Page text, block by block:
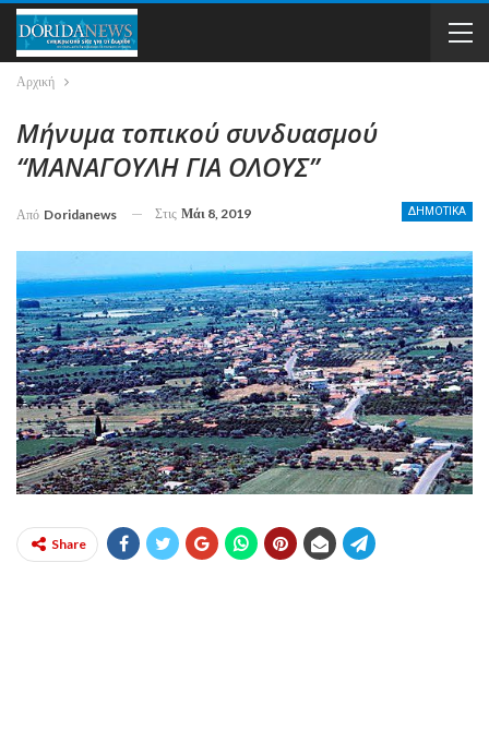
Αρχική
Μήνυμα τοπικού συνδυασμού
“ΜΑΝΑΓΟΥΛΗ ΓΙΑ ΟΛΟΥΣ”
ΔΗΜΟΤΙΚΑ
Από Doridanews Στις Μάι 8, 2019
Share